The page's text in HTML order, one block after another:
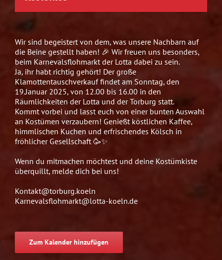
Wir sind begeistert von dem, was unsere Nachbarn auf
die Beine gestellt haben! 🎉 Wir freuen uns besonders,
beim Karnevalsflohmarkt der Lotta dabei zu sein.
Ja, ihr habt richtig gehört! Der große
Klamottentauschverkauf findet am Sonntag, den
19.Januar 2025, von 12.00 bis 16.00 in den
Räumlichkeiten der Lotta und der Torburg statt.
Kommt vorbei und lasst euch von einer bunten Auswahl
an Kostümen verzaubern! Genießt köstlichen Kaffee,
himmlischen Kuchen und erfrischendes Kölsch in
fröhlicher Gesellschaft 🥳✨
Wenn du mitmachen möchtest und deine Kostümkiste
überquillt, melde dich bei uns!
Kontakt@torburg.koeln
Karnevalsflohmarkt@lotta-koeln.de
Zum Kalender hinzufügen